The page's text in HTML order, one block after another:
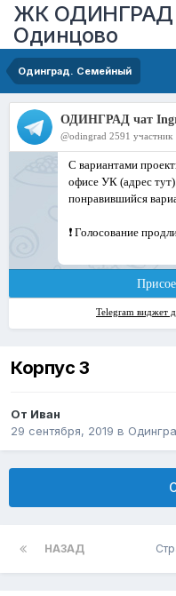
ЖК ОДИНГРАД
Одинцово
Одинград. Семейный
Корпус 3
От Иван
29 сентября, 2019 в
НАЗАД